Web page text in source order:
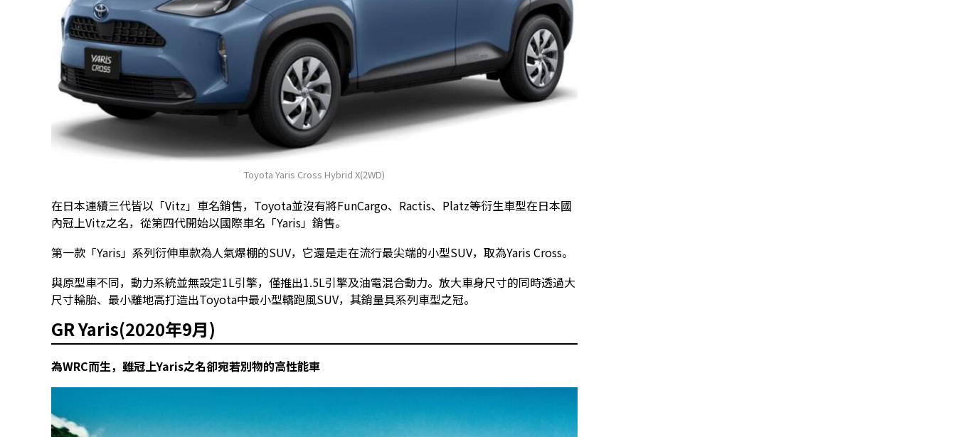
Toyota Yaris Cross Hybrid X(2WD)
在日本連續三代皆以「Vitz」車名銷售，Toyota並沒有將FunCargo、Ractis、Platz等衍生車型在日本國
內冠上Vitz之名，從第四代開始以國際車名「Yaris」銷售。
第一款「Yaris」系列衍伸車款為人氣爆棚的SUV，它還是走在流行最尖端的小型SUV，取為Yaris Cross。
與原型車不同，動力系統並無設定1L引擎，僅推出1.5L引擎及油電混合動力。放大車身尺寸的同時透過大
尺寸輪胎、最小離地高打造出Toyota中最小型轎跑風SUV，其銷量具系列車型之冠。
GR Yaris(2020年9月)
為WRC而生，雖冠上Yaris之名卻宛若別物的高性能車